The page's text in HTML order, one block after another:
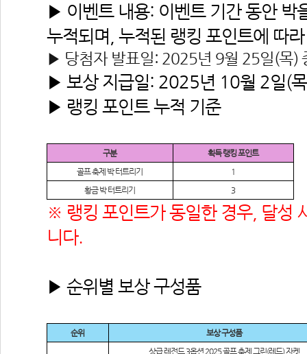
▶ 이벤트 내용: 이벤트 기간 동안 박
누적되며, 누적된 랭킹 포인트에 따
▶ 당첨자 발표일: 2025년 9월 25일(목)
▶ 보상 지급일: 2025년 10월 2일(
▶ 랭킹 포인트 누적 기준
구분
획득 랭킹 포인트
골프 축제 박 터트리기
1
황금 박 터트리기
3
※ 랭킹 포인트가 동일한 경우, 달성
니다.
▶ 순위별 보상 구성품
순위 보상 구성품
상급 레전드 3옵션 2025 골프 축제 그린(레드) 자켓